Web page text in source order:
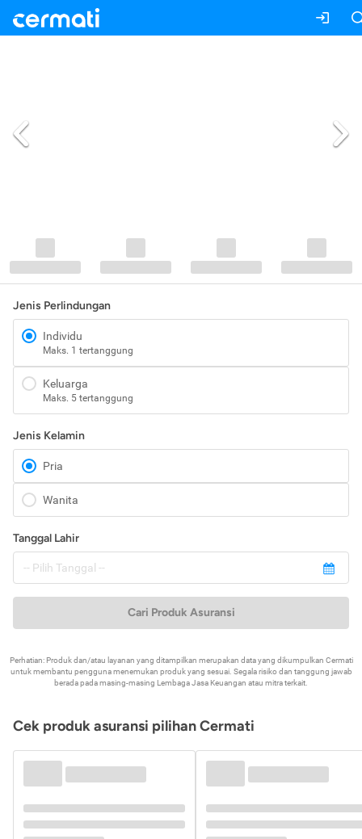
Jenis Perlindungan
Individu
Maks. 1 tertanggung
Keluarga
Maks. 5 tertanggung
Jenis Kelamin
Pria
Wanita
Tanggal Lahir
Cari Produk Asuransi
Perhatian: Produk dan/atau layanan yang ditampilkan merupakan data yang dikumpulkan Cermati
untuk membantu pengguna menemukan produk yang sesuai. Segala risiko dan tanggung jawab
berada pada masing-masing Lembaga Jasa Keuangan atau mitra terkait.
Cek produk asuransi pilihan Cermati